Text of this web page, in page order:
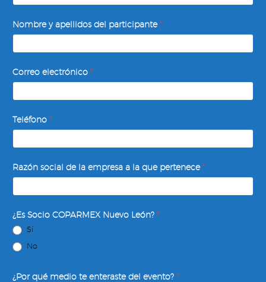
no
Financieros
de
Nombre y apellidos del participante*
Correo electrónico *
Teléfono *
Razón social de la empresa a la que pertenece*
¿Es Socio COPARMEX Nuevo León? *
Sí
No
¿Por qué medio te enteraste del evento? *